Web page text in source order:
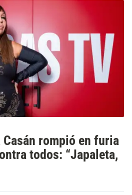
rompió en furia
todos: “Japaleta,